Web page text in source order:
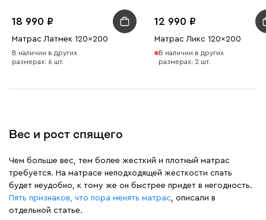
18 990
Матрас Латмек 120x200
В наличии в других
размерах: 6 шт.
12 990
Матрас Ликс 120x200
В наличии в других
размерах: 2 шт.
Вес и рост спящего
Чем больше вес, тем более жесткий и плотный матрас
требуется. На матрасе неподходящей жесткости спать
будет неудобно, к тому же он быстрее придет в негодность.
Пять признаков, что пора менять матрас, описали в
отдельной статье.